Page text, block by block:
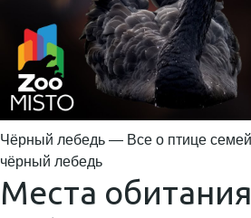
Чёрный лебедь — Все о птице
чёрный лебедь
Места